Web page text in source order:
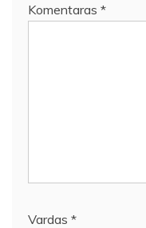
Komentaras *
Vardas *